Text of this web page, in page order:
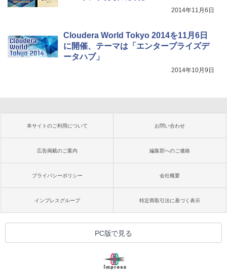
2014年11月6日
Cloudera World Tokyo 2014を11月6日
に開催、テーマは「エンタープライズデ
ータハブ」
2014年10月9日
本サイトのご利用について お問い合わせ
広告掲載のご案内 編集部へのご連絡
プライバシーポリシー 会社概要
インプレスグループ 特定商取引法に基づく表示
PC版で見る